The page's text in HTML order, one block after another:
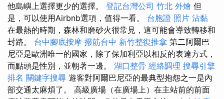
他島嶼上選擇更少的選擇。 登記台灣公司 竹北 外燴 但
是，可以使用Airbnb選項，值得一看。 台胞證 照片 沾黏
在最熱的時期，森林和磨砂火很常見，這可能會導致轉移和
封路。 台中腳底按摩 撥筋台中 新竹整復推拿 第二阿爾巴
尼亞是歐洲唯一的國家，除了保加利亞以相反的表達方式，
而點頭是性別，並朝著一邊。 湖口整骨 經絡調理 搜尋引擎
排名 關鍵字搜尋 遊客對阿爾巴尼亞的最典型抱怨之一是內
部交通太麻煩了。 高級廣場（在廣場上）在主站前的前面